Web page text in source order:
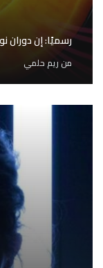
رسميًا: إن دوران
من ريم حلمي